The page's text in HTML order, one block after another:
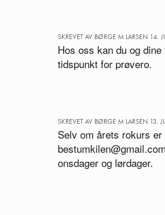
SKREVET AV BØRGE M LARSEN 14.
Hos oss kan du og
tidspunkt for prøvero.
SKREVET AV BØRGE M LARSEN 13.
Selv om årets rokurs
onsdager og lørdager.